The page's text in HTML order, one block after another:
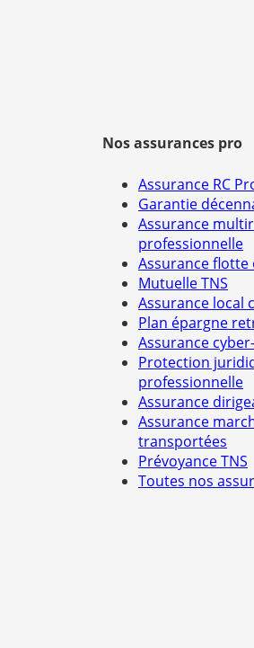
Nos assurances pro
Assurance RC
Garantie
Assurance
professionnelle
Assurance
Mutuelle TNS
Assurance local
Plan épargne
Assurance
Protection
professionnelle
Assurance
Assurance
transportées
Prévoyance TNS
Toutes nos